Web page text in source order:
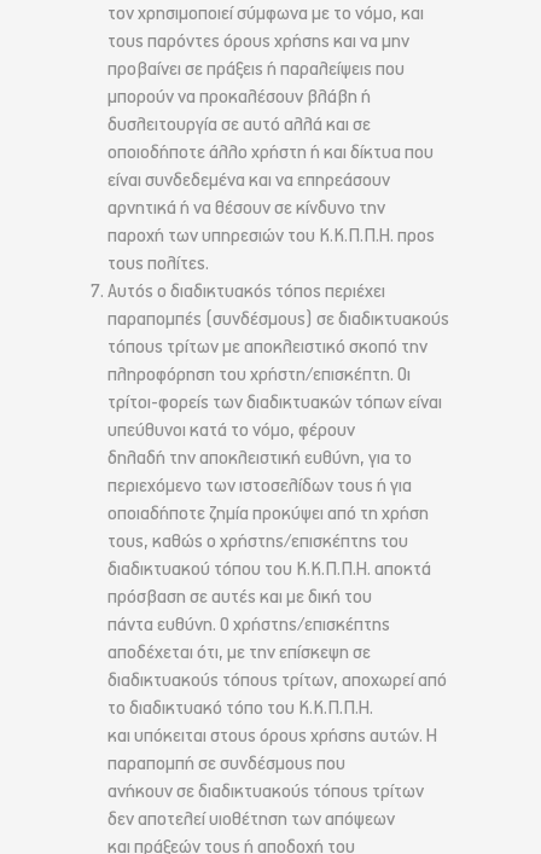
τον χρησιμοποιεί σύμφωνα με το νόμο, και
τους παρόντες όρους χρήσης και να μην
προβαίνει σε πράξεις ή παραλείψεις που
μπορούν να προκαλέσουν βλάβη ή
δυσλειτουργία σε αυτό αλλά και σε
οποιοδήποτε άλλο χρήστη ή και δίκτυα που
είναι συνδεδεμένα και να επηρεάσουν
αρνητικά ή να θέσουν σε κίνδυνο την
παροχή των υπηρεσιών του Κ.Κ.Π.Π.Η. προς
τους πολίτες.
Αυτός ο διαδικτυακός τόπος περιέχει
παραπομπές (συνδέσμους) σε διαδικτυακούς
τόπους τρίτων με αποκλειστικό σκοπό την
πληροφόρηση του χρήστη/επισκέπτη. Οι
τρίτοι-φορείς των διαδικτυακών τόπων είναι
υπεύθυνοι κατά το νόμο, φέρουν
δηλαδή την αποκλειστική ευθύνη, για το
περιεχόμενο των ιστοσελίδων τους ή για
οποιαδήποτε ζημία προκύψει από τη χρήση
τους, καθώς ο χρήστης/επισκέπτης του
διαδικτυακού τόπου του Κ.Κ.Π.Π.Η. αποκτά
πρόσβαση σε αυτές και με δική του
πάντα ευθύνη. Ο χρήστης/επισκέπτης
αποδέχεται ότι, με την επίσκεψη σε
διαδικτυακούς τόπους τρίτων, αποχωρεί από
το διαδικτυακό τόπο του Κ.Κ.Π.Π.Η.
και υπόκειται στους όρους χρήσης αυτών. Η
παραπομπή σε συνδέσμους που
ανήκουν σε διαδικτυακούς τόπους τρίτων
δεν αποτελεί υιοθέτηση των απόψεων
και πράξεών τους ή αποδοχή του